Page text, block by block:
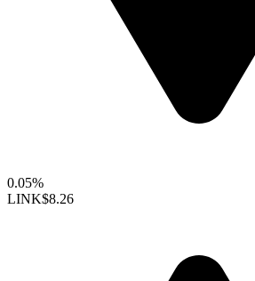
0.05%
LINK$8.26